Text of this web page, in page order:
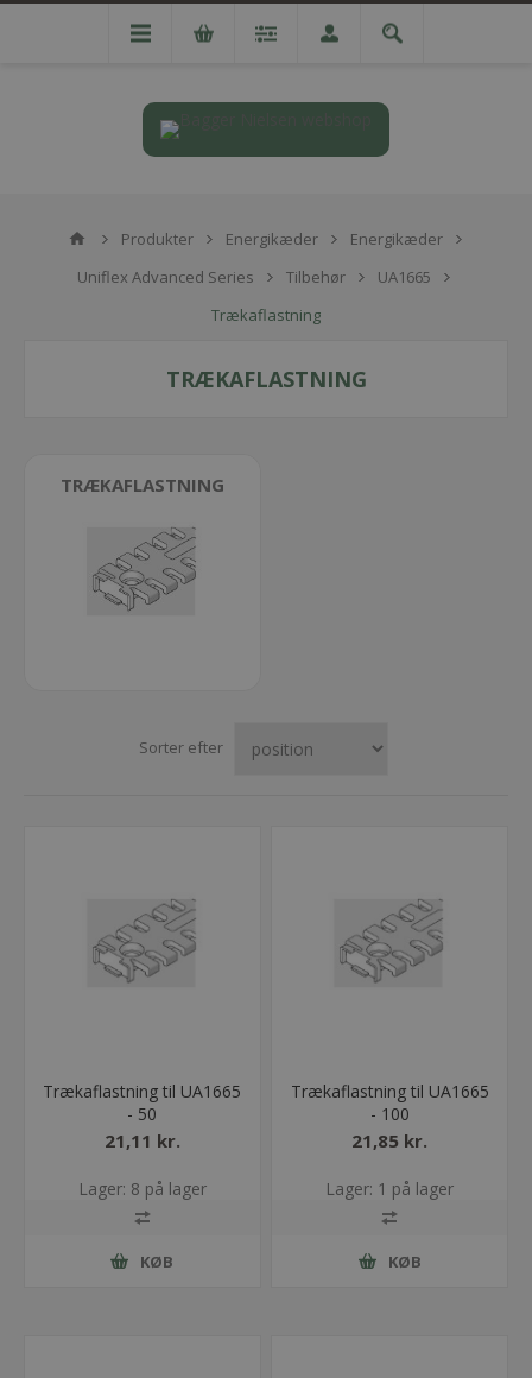
Produkter Energikæder
Energikæder
Uniflex Advanced Series
Tilbehør
UA1665
Trækaflastning
TRÆKAFLASTNING
TRÆKAFLASTNING
Sorter efter
Trækaflastning til UA1665
- 50
21,11 kr.
Lager: 8 på lager
KØB
Trækaflastning til UA1665
- 100
21,85 kr.
Lager: 1 på lager
KØB